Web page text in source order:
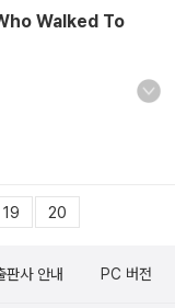
Walked To
19 20
판사 안내 PC 버전